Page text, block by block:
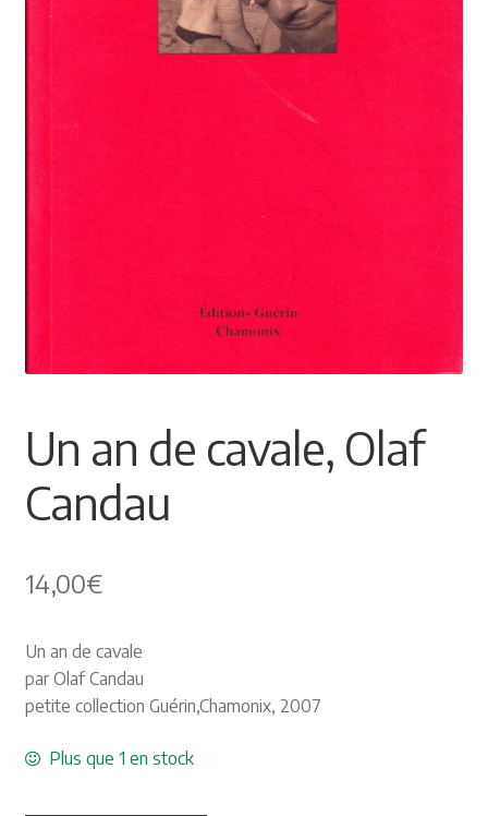
Plaquettes et publicités
Nos prochaines manifestations
Rendez-nous visite
Un an de cavale, Olaf
Candau
14,00€
Un an de cavale
par Olaf Candau
petite collection Guérin,Chamonix, 2007
Plus que 1 en stock